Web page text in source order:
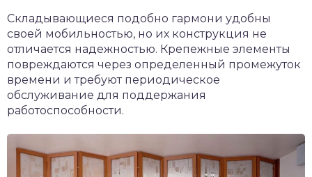
Складывающиеся подобно гармони удобны
своей мобильностью, но их конструкция не
отличается надежностью. Крепежные элементы
повреждаются через определенный промежуток
времени и требуют периодическое
обслуживание для поддержания
работоспособности.